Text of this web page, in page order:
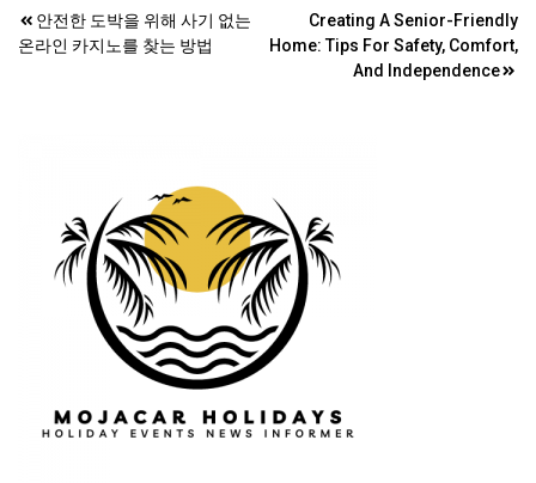
Post
navigation
안전한 도박을 위해 사기 없는
온라인 카지노를 찾는 방법
Creating A Senior-Friendly
Home: Tips For Safety, Comfort,
And Independence